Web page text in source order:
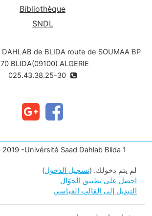
Bibliothèque
SNDL
de BLIDA route de SOUMAA BP
BLIDA(09100) ALGERIE
-Univérsité Saad Dahlab Blida 1
لم يتم دخولك. (تسجيل الدخول)
احصل على تطبيق الجوّال
التبديل إلى القالب القياسي